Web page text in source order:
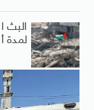
البث
لمدة